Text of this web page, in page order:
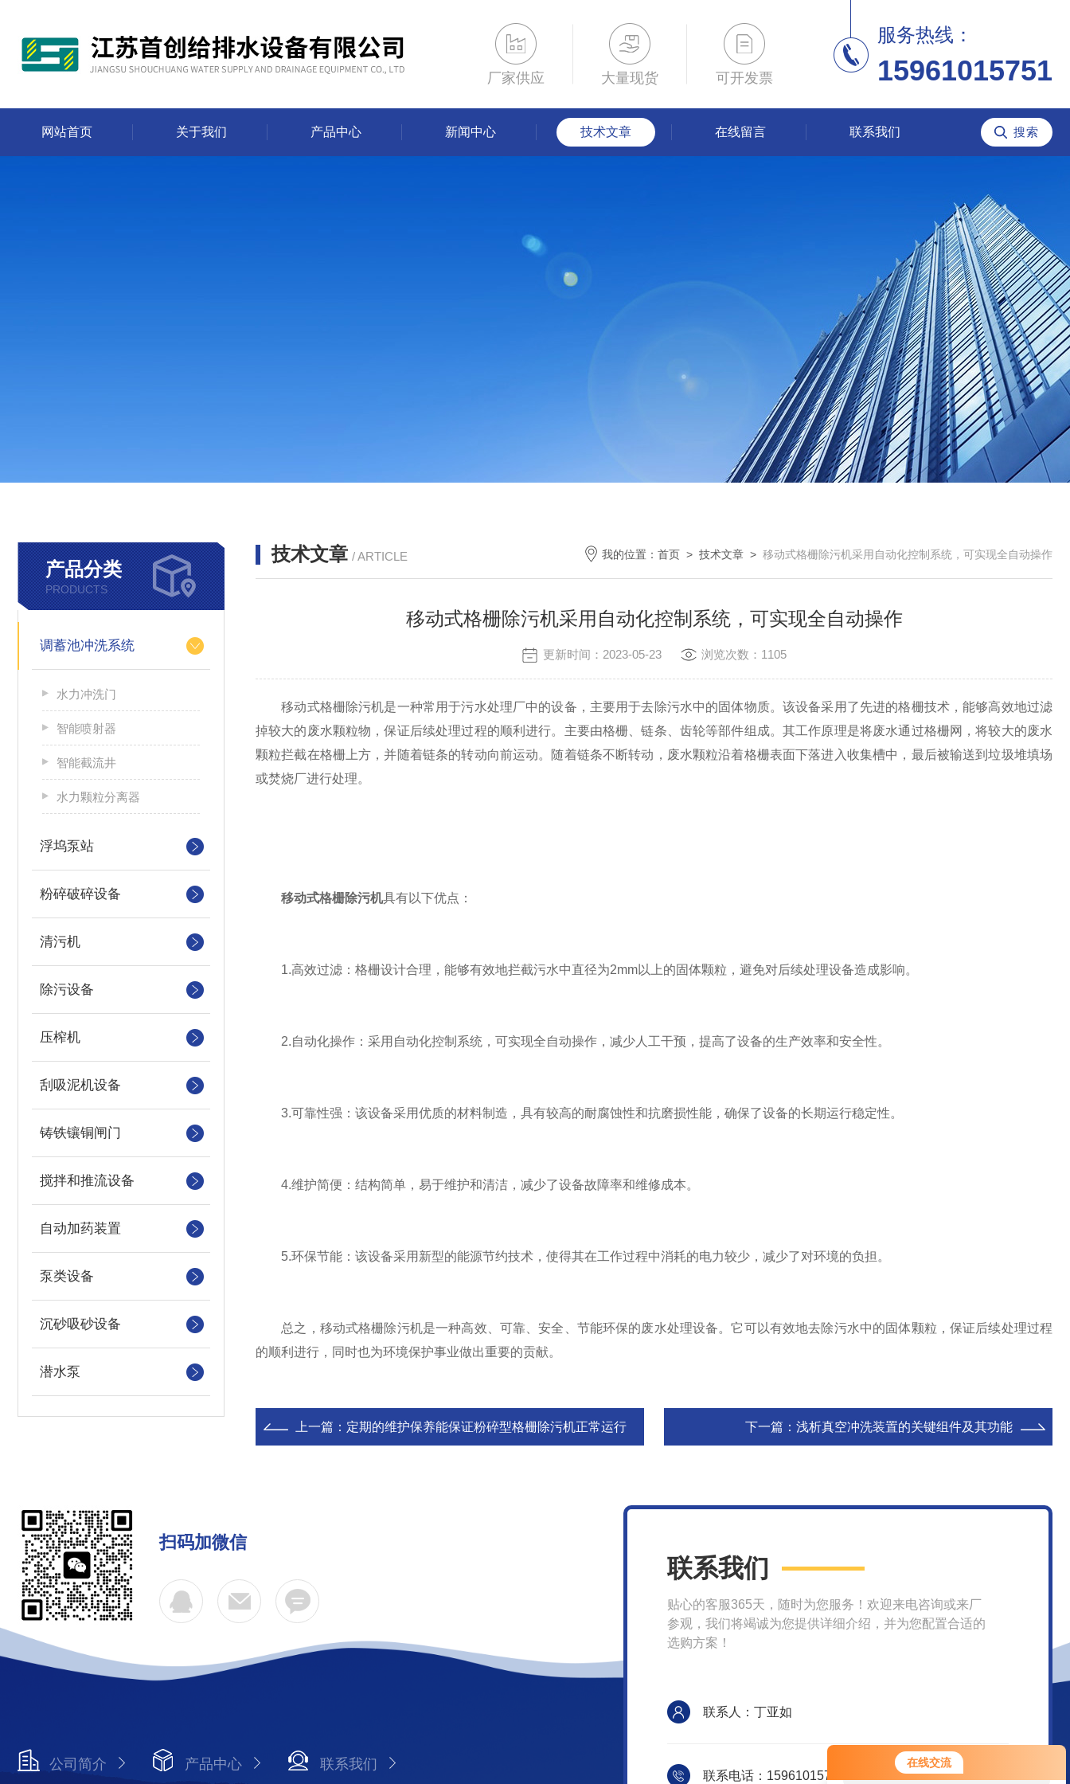
在线交流
您好！欢迎前来咨询，很高兴为您
服务，请问您要咨询什么问题呢？
厂家供应 大量现货 可开发票
服务热线：
15961015751
网站首页 关于我们 产品中心 新闻中心 技术文章 在线留言 联系我们
产品分类
PRODUCTS
调蓄池冲洗系统
水力冲洗门
智能喷射器
智能截流井
水力颗粒分离器
浮坞泵站
粉碎破碎设备
清污机
除污设备
压榨机
刮吸泥机设备
铸铁镶铜闸门
搅拌和推流设备
自动加药装置
泵类设备
沉砂吸砂设备
潜水泵
技术文章 / ARTICLE 我的位置： 首页 > 技术文章 > 移动式格栅除污机采用自动化控制系统，可实现全自动操作
移动式格栅除污机采用自动化控制系统，可实现全自动操作
更新时间：2023-05-23 浏览次数：1105
移动式格栅除污机是一种常用于污水处理厂中的设备，主要用于去除污水中的固体物质。该设备采用了先进的格栅技术，能够高效地过滤
掉较大的废水颗粒物，保证后续处理过程的顺利进行。主要由格栅、链条、齿轮等部件组成。其工作原理是将废水通过格栅网，将较大的废水
颗粒拦截在格栅上方，并随着链条的转动向前运动。随着链条不断转动，废水颗粒沿着格栅表面下落进入收集槽中，最后被输送到垃圾堆填场
或焚烧厂进行处理。
移动式格栅除污机具有以下优点：
1.高效过滤：格栅设计合理，能够有效地拦截污水中直径为2mm以上的固体颗粒，避免对后续处理设备造成影响。
2.自动化操作：采用自动化控制系统，可实现全自动操作，减少人工干预，提高了设备的生产效率和安全性。
3.可靠性强：该设备采用优质的材料制造，具有较高的耐腐蚀性和抗磨损性能，确保了设备的长期运行稳定性。
4.维护简便：结构简单，易于维护和清洁，减少了设备故障率和维修成本。
5.环保节能：该设备采用新型的能源节约技术，使得其在工作过程中消耗的电力较少，减少了对环境的负担。
总之，移动式格栅除污机是一种高效、可靠、安全、节能环保的废水处理设备。它可以有效地去除污水中的固体颗粒，保证后续处理过程
的顺利进行，同时也为环境保护事业做出重要的贡献。
上一篇： 定期的维护保养能保证粉碎型格栅除污机正常运行 下一篇： 浅析真空冲洗装置的关键组件及其功能
扫码加微信
公司简介 产品中心 联系我们
联系我们
贴心的客服365天，随时为您服务！欢迎来电咨询或来厂
参观，我们将竭诚为您提供详细介绍，并为您配置合适的
选购方案！
联系人：丁亚如
联系电话：15961015751